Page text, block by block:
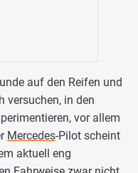
auf den Reifen und
versuchen, in den
vor allem
Mercedes-Pilot scheint
aktuell eng